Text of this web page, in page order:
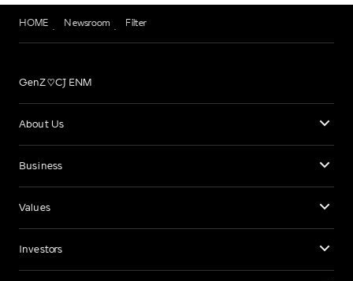
HOME Newsroom Filter
GenZ♡CJ ENM
About Us
Business
Values
Investors